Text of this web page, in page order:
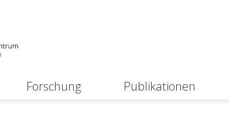
Forschung Publikationen